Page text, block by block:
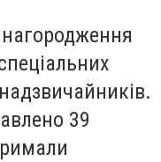
нагородження
39